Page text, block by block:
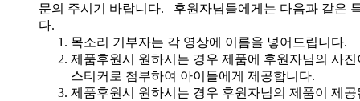
문의 주시기 바랍니다. 후원자님들에게는 다음과 같은
다.
목소리 기부자는 각 영상에 이름을 넣어드립니다.
제품후원시 원하시는 경우 제품에 후원자님의 사
스티커로 첨부하여 아이들에게 제공합니다.
제품후원시 원하시는 경우 후원자님의 제품이 제